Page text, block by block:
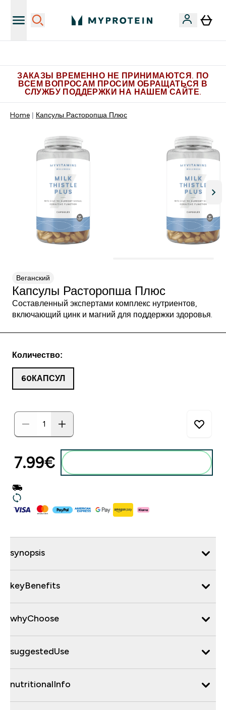
ЗАКАЗЫ ВРЕМЕННО НЕ ПРИНИМАЮТСЯ. ПО
ВСЕМ ВОПРОСАМ ПРОСИМ ОБРАЩАТЬСЯ В
СЛУЖБУ ПОДДЕРЖКИ НА НАШЕМ САЙТЕ.
Home Капсулы Расторопша Плюс
Веганский
Капсулы Расторопша Плюс
Составленный экспертами комплекс нутриентов,
включающий цинк и магний для поддержки здоровья.
Количество:
60КАПСУЛ
7.99€‎
synopsis
keyBenefits
whyChoose
suggestedUse
nutritionalInfo